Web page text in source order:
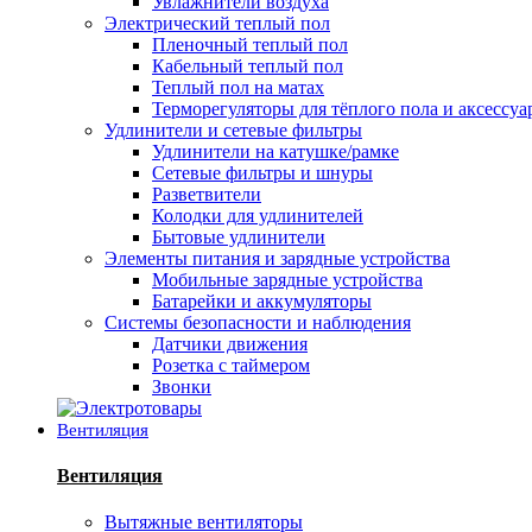
Электрический теплый пол
Пленочный теплый пол
Кабельный теплый пол
Теплый пол на матах
Терморегуляторы для тёплого пола и
Удлинители и сетевые фильтры
Удлинители на катушке/рамке
Сетевые фильтры и шнуры
Разветвители
Колодки для удлинителей
Бытовые удлинители
Элементы питания и зарядные устройства
Мобильные зарядные устройства
Батарейки и аккумуляторы
Системы безопасности и наблюдения
Датчики движения
Розетка с таймером
Звонки
Вентиляция
Вентиляция
Вытяжные вентиляторы